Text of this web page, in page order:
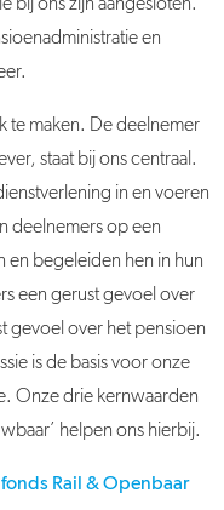
bij ons zijn aangesloten.
en
te maken. De deelnemer
staat bij ons centraal.
in en voeren
deelnemers op een
en begeleiden hen in hun
een gerust gevoel over
gevoel over het pensioen
is de basis voor onze
Onze drie kernwaarden
helpen ons hierbij.
Rail & Openbaar